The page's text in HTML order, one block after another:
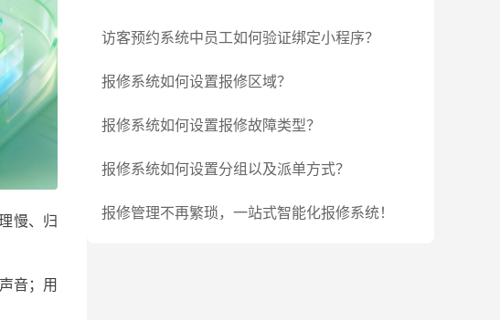
慢、归
音；用
访客预约系统中员工如何验证绑定小程序？
报修系统如何设置报修区域？
报修系统如何设置报修故障类型？
报修系统如何设置分组以及派单方式？
报修管理不再繁琐，一站式智能化报修系统！